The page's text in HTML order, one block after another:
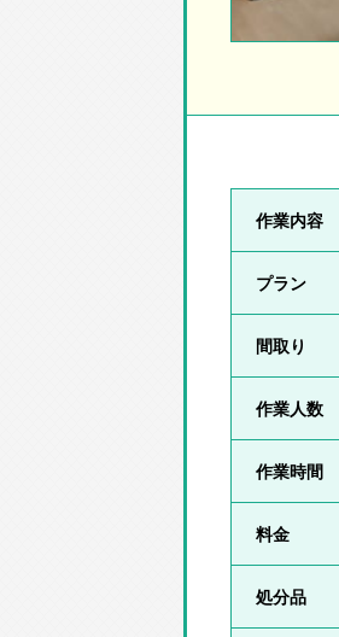
作業内容
プラン
間取り
作業人数
作業時間
料金
処分品